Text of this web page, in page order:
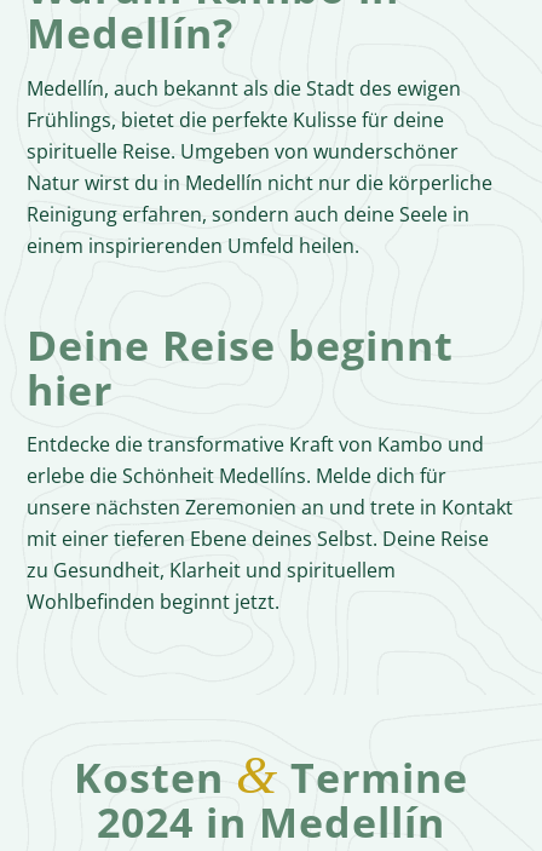
Medellín?
Medellín, auch bekannt als die Stadt des ewigen
Frühlings, bietet die perfekte Kulisse für deine
spirituelle Reise. Umgeben von wunderschöner
Natur wirst du in Medellín nicht nur die körperliche
Reinigung erfahren, sondern auch deine Seele in
einem inspirierenden Umfeld heilen.
Deine Reise beginnt
hier
Entdecke die transformative Kraft von Kambo und
erlebe die Schönheit Medellíns. Melde dich für
unsere nächsten Zeremonien an und trete in Kontakt
mit einer tieferen Ebene deines Selbst. Deine Reise
zu Gesundheit, Klarheit und spirituellem
Wohlbefinden beginnt jetzt.
Kosten & Termine
2024 in Medellín